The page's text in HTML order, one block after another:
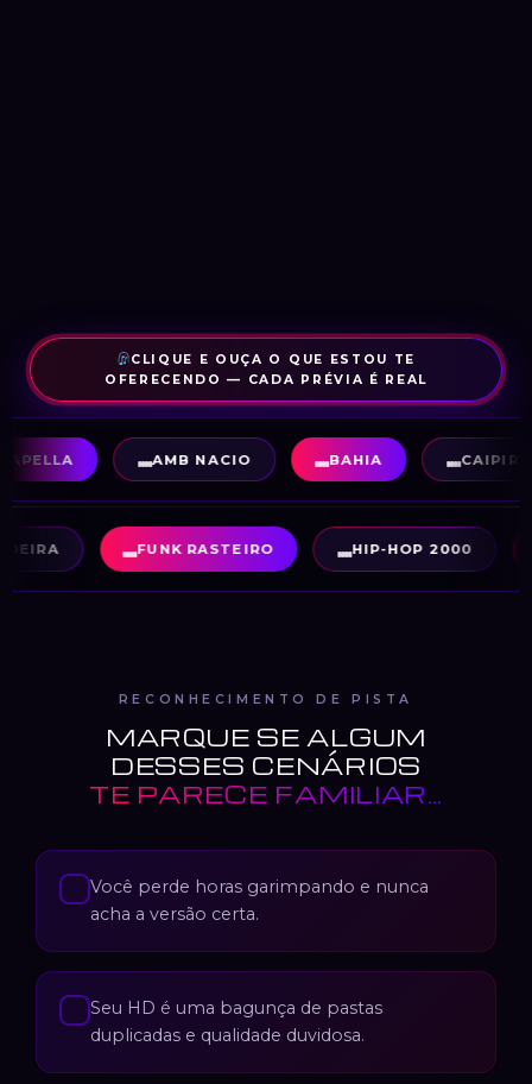
CLIQUE E OUÇA O QUE ESTOU TE
OFERECENDO — CADA PRÉVIA É REAL
AMB NACIO BAHIA CAIPIRA
ZOEIRA FUNK RASTEIRO HIP-HOP 2000
RECONHECIMENTO DE PISTA
MARQUE SE ALGUM
DESSES CENÁRIOS
TE PARECE FAMILIAR…
Você perde horas garimpando e nunca
acha a versão certa.
Seu HD é uma bagunça de pastas
duplicadas e qualidade duvidosa.